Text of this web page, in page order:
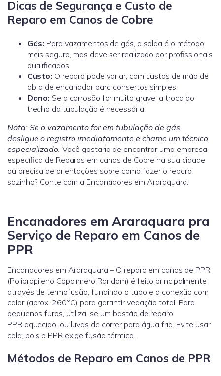
Dicas de Segurança e Custo de
Reparo em Canos de Cobre
Gás: Para vazamentos de gás, a solda é o método
mais seguro, mas deve ser realizado por profissionais
qualificados.
Custo: O reparo pode variar, com custos de mão de
obra de encanadorpara consertos simples.
Dano: Se a corrosão for muito grave, a troca do
trecho da tubulação é necessária.
Nota: Se o vazamento for em tubulação de gás,
desligue o registro imediatamente e chame um técnico
especializado. Você gostaria de encontrar uma empresa
específica de Reparos em canos de Cobre na sua cidade
ou precisa de orientações sobre como fazer o reparo
sozinho? Conte com a Encanadores em Araraquara.
Encanadores em Araraquara pra
Serviço de Reparo em Canos de
PPR
Encanadores em Araraquara – O reparo em canos de PPR
(Polipropileno Copolímero Random) é feito principalmente
através de termofusão, fundindo o tubo e a conexão com
calor (aprox. 260°C) para garantir vedação total. Para
pequenos furos, utiliza-se um bastão de reparo
PPR aquecido, ou luvas de correr para água fria. Evite usar
cola, pois o PPR exige fusão térmica.
Métodos de Reparo em Canos de PPR